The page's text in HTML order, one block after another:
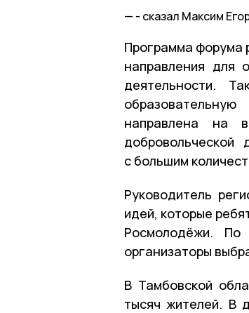
- сказал Максим
Программа форума
направления для
деятельности.
направлена на
с большим
Руководитель
идей, которые
Росмолодёжи.
организаторы
В Тамбовской
тысяч жителей. В